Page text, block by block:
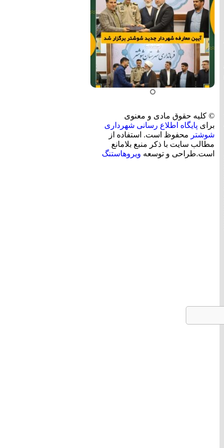
© کلیه حقوق مادی و معنوی
برای پایگاه اطلاع رسانی شهرداری
شوشتر محفوظ است. استفاده از
مطالب سایت با ذکر منبع بلامانع
است.طراحی و توسعه ویروهاستنگ